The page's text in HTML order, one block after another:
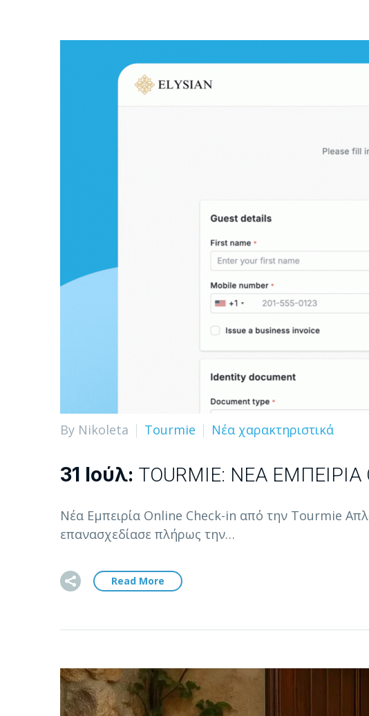
By Nikoleta Tourmie Νέα χαρακτηριστικά
31 Ιούλ: TOURMIE: ΝΈΑ
Νέα Εμπειρία Online Check-in από την Tourmie
επανασχεδίασε πλήρως την…
Read More